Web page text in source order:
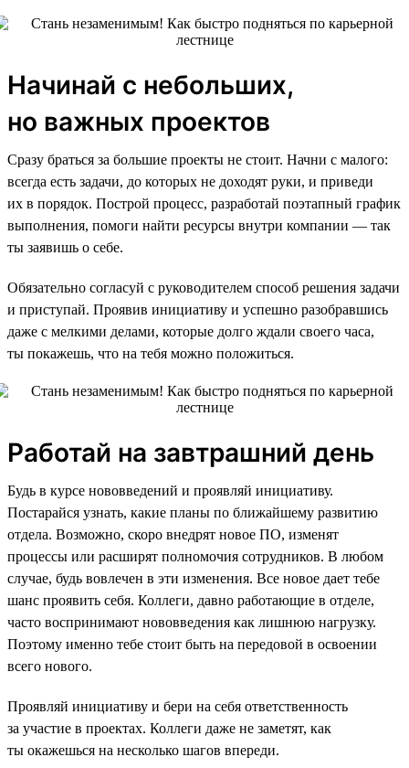
Начинай с небольших,
но важных проектов
Сразу браться за большие проекты не стоит. Начни с малого:
всегда есть задачи, до которых не доходят руки, и приведи
их в порядок. Построй процесс, разработай поэтапный график
выполнения, помоги найти ресурсы внутри компании — так
ты заявишь о себе.
Обязательно согласуй с руководителем способ решения задачи
и приступай. Проявив инициативу и успешно разобравшись
даже с мелкими делами, которые долго ждали своего часа,
ты покажешь, что на тебя можно положиться.
Работай на завтрашний день
Будь в курсе нововведений и проявляй инициативу.
Постарайся узнать, какие планы по ближайшему развитию
отдела. Возможно, скоро внедрят новое ПО, изменят
процессы или расширят полномочия сотрудников. В любом
случае, будь вовлечен в эти изменения. Все новое дает тебе
шанс проявить себя. Коллеги, давно работающие в отделе,
часто воспринимают нововведения как лишнюю нагрузку.
Поэтому именно тебе стоит быть на передовой в освоении
всего нового.
Проявляй инициативу и бери на себя ответственность
за участие в проектах. Коллеги даже не заметят, как
ты окажешься на несколько шагов впереди.